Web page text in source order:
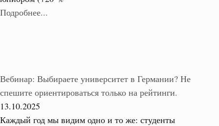
Подробнее...
Вебинар: Выбираете университет в Германии? Не
спешите ориентироваться только на рейтинги.
13.10.2025
Каждый год мы видим одно и то же: студенты